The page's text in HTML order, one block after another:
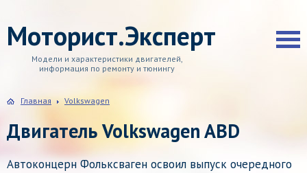
Моторист.Эксперт
Модели и характеристики двигателей,
информация по ремонту и тюнингу
Главная Volkswagen
Двигатель Volkswagen ABD
Автоконцерн Фольксваген освоил выпуск очередного